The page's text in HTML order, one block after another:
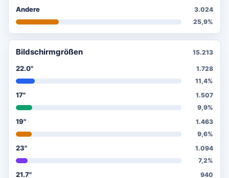
Andere
3.024
25,9%
Bildschirmgrößen 15.213
22.0"
1.728
11,4%
17"
1.507
9,9%
19"
1.463
9,6%
23"
1.094
7,2%
21.7"
940